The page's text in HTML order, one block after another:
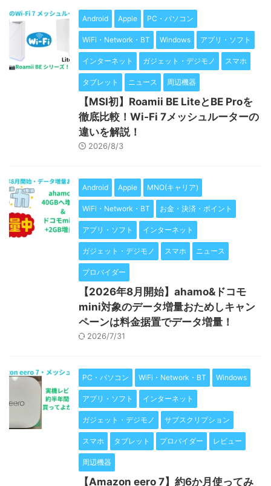
Android Apple PC・パソコン
WiFi・Network・BT Windows アプリ・ソフト
インターネット ガジェット・デジモノ スマホ
タブレット ニュース 周辺機器
【MSI初】Roamii BE LiteとBE Proを
徹底比較！Wi-Fi 7メッシュルーターの
違いを解説！
2026/8/3
Android Apple MNO(キャリア)
WiFi・Network・BT お金・決済・ポイント
アプリ・ソフト インターネット
ガジェット・デジモノ スマホ ニュース
プロバイダー
【2026年8月開始】ahamo&ドコモ
mini対象のデータ増量おためしキャン
ペーンは料金据置でデータ増量！
2026/7/31
PC・パソコン WiFi・Network・BT Windows
アプリ・ソフト インターネット
ガジェット・デジモノ サブスクリプション
スマホ タブレット プロバイダー レビュー
周辺機器
【Amazon eero 7】約6か月使ってみ